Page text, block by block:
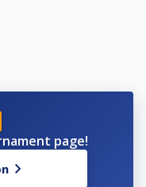
page!